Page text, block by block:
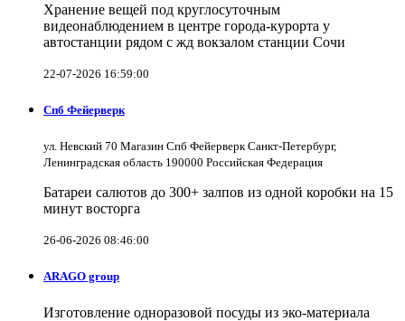
Хранение вещей под круглосуточным
видеонаблюдением в центре города-курорта у
автостанции рядом с жд вокзалом станции Сочи
22-07-2026 16:59:00
Спб Фейерверк
ул. Невский 70 Магазин Спб Фейерверк Санкт-Петербург,
Ленинградская область 190000 Российская Федерация
Батареи салютов до 300+ залпов из одной коробки на 15
минут восторга
26-06-2026 08:46:00
ARAGO group
Изготовление одноразовой посуды из эко-материала